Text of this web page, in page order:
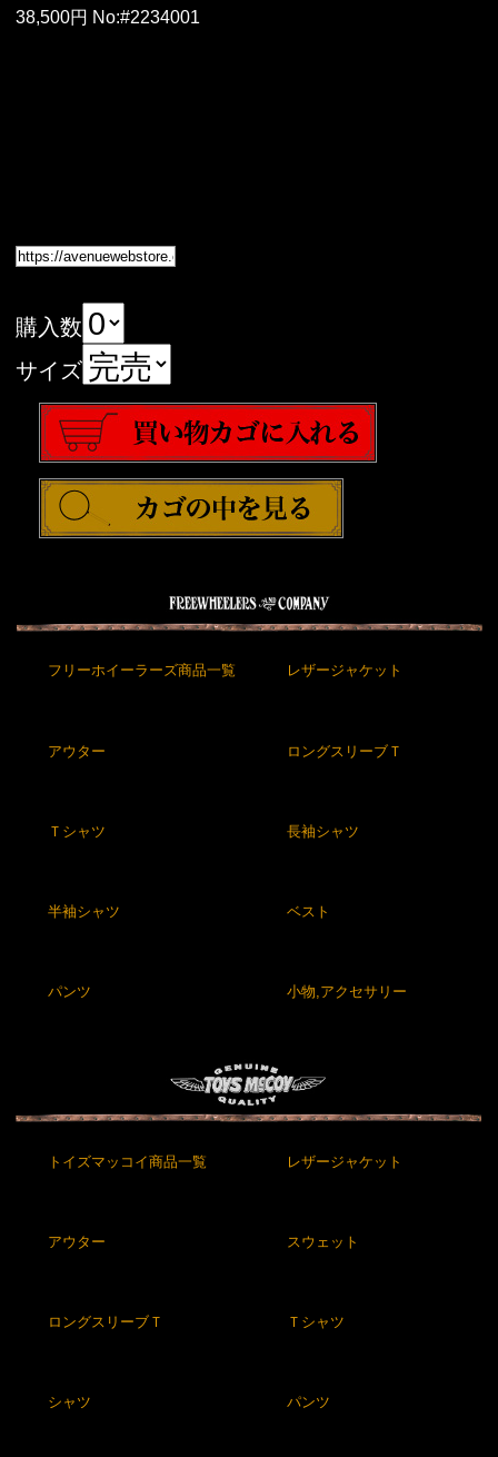
38,500円 No:#2234001
購入数
サイズ
フリーホイーラーズ商品一覧 レザージャケット
アウター ロングスリーブＴ
Ｔシャツ 長袖シャツ
半袖シャツ ベスト
パンツ 小物,アクセサリー
トイズマッコイ商品一覧 レザージャケット
アウター スウェット
ロングスリーブＴ Ｔシャツ
シャツ パンツ